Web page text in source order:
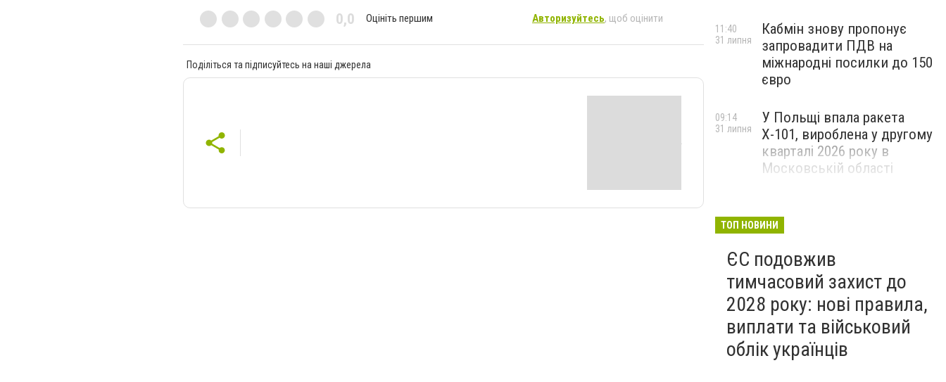
0,0 Оцініть першим Авторизуйтесь, щоб оцінити
Поділіться та підписуйтесь на наші джерела
Кабмін знову пропонує
запровадити ПДВ на
міжнародні посилки до 150
євро
11:40
31 липня
У Польщі впала ракета
Х-101, вироблена у другому
кварталі 2026 року в
Московській області
09:14
31 липня
ТОП НОВИНИ
ЄС подовжив
тимчасовий захист до
2028 року: нові правила,
виплати та військовий
облік українців